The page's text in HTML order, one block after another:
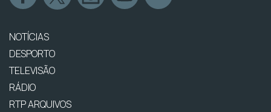
NOTÍCIAS
DESPORTO
TELEVISÃO
RÁDIO
RTP ARQUIVOS